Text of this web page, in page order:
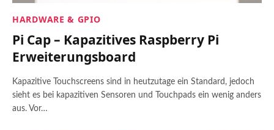
HARDWARE & GPIO
Pi Cap – Kapazitives Raspberry Pi
Erweiterungsboard
Kapazitive Touchscreens sind in heutzutage ein Standard, jedoch
sieht es bei kapazitiven Sensoren und Touchpads ein wenig anders
aus. Vor…